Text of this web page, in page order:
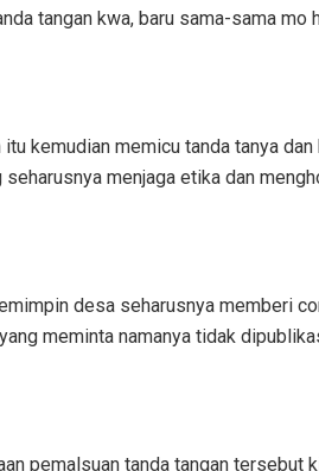
tangan kwa, baru sama-sama mo
itu kemudian memicu tanda tanya
seharusnya menjaga etika dan
desa seharusnya memberi
meminta namanya tidak
pemalsuan tanda tangan tersebut